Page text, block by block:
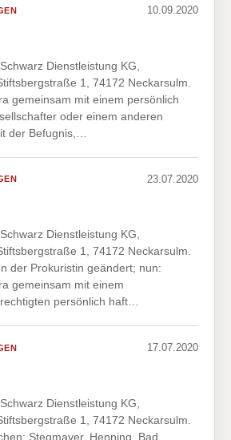
10.09.2020
Dienstleistung KG,
1, 74172 Neckarsulm.
gemeinsam mit einem persönlich
oder einem anderen
der Befugnis,…
23.07.2020
Dienstleistung KG,
1, 74172 Neckarsulm.
der Prokuristin geändert; nun:
gemeinsam mit einem
persönlich haft…
17.07.2020
Dienstleistung KG,
1, 74172 Neckarsulm.
Stegmayer, Henning, Bad